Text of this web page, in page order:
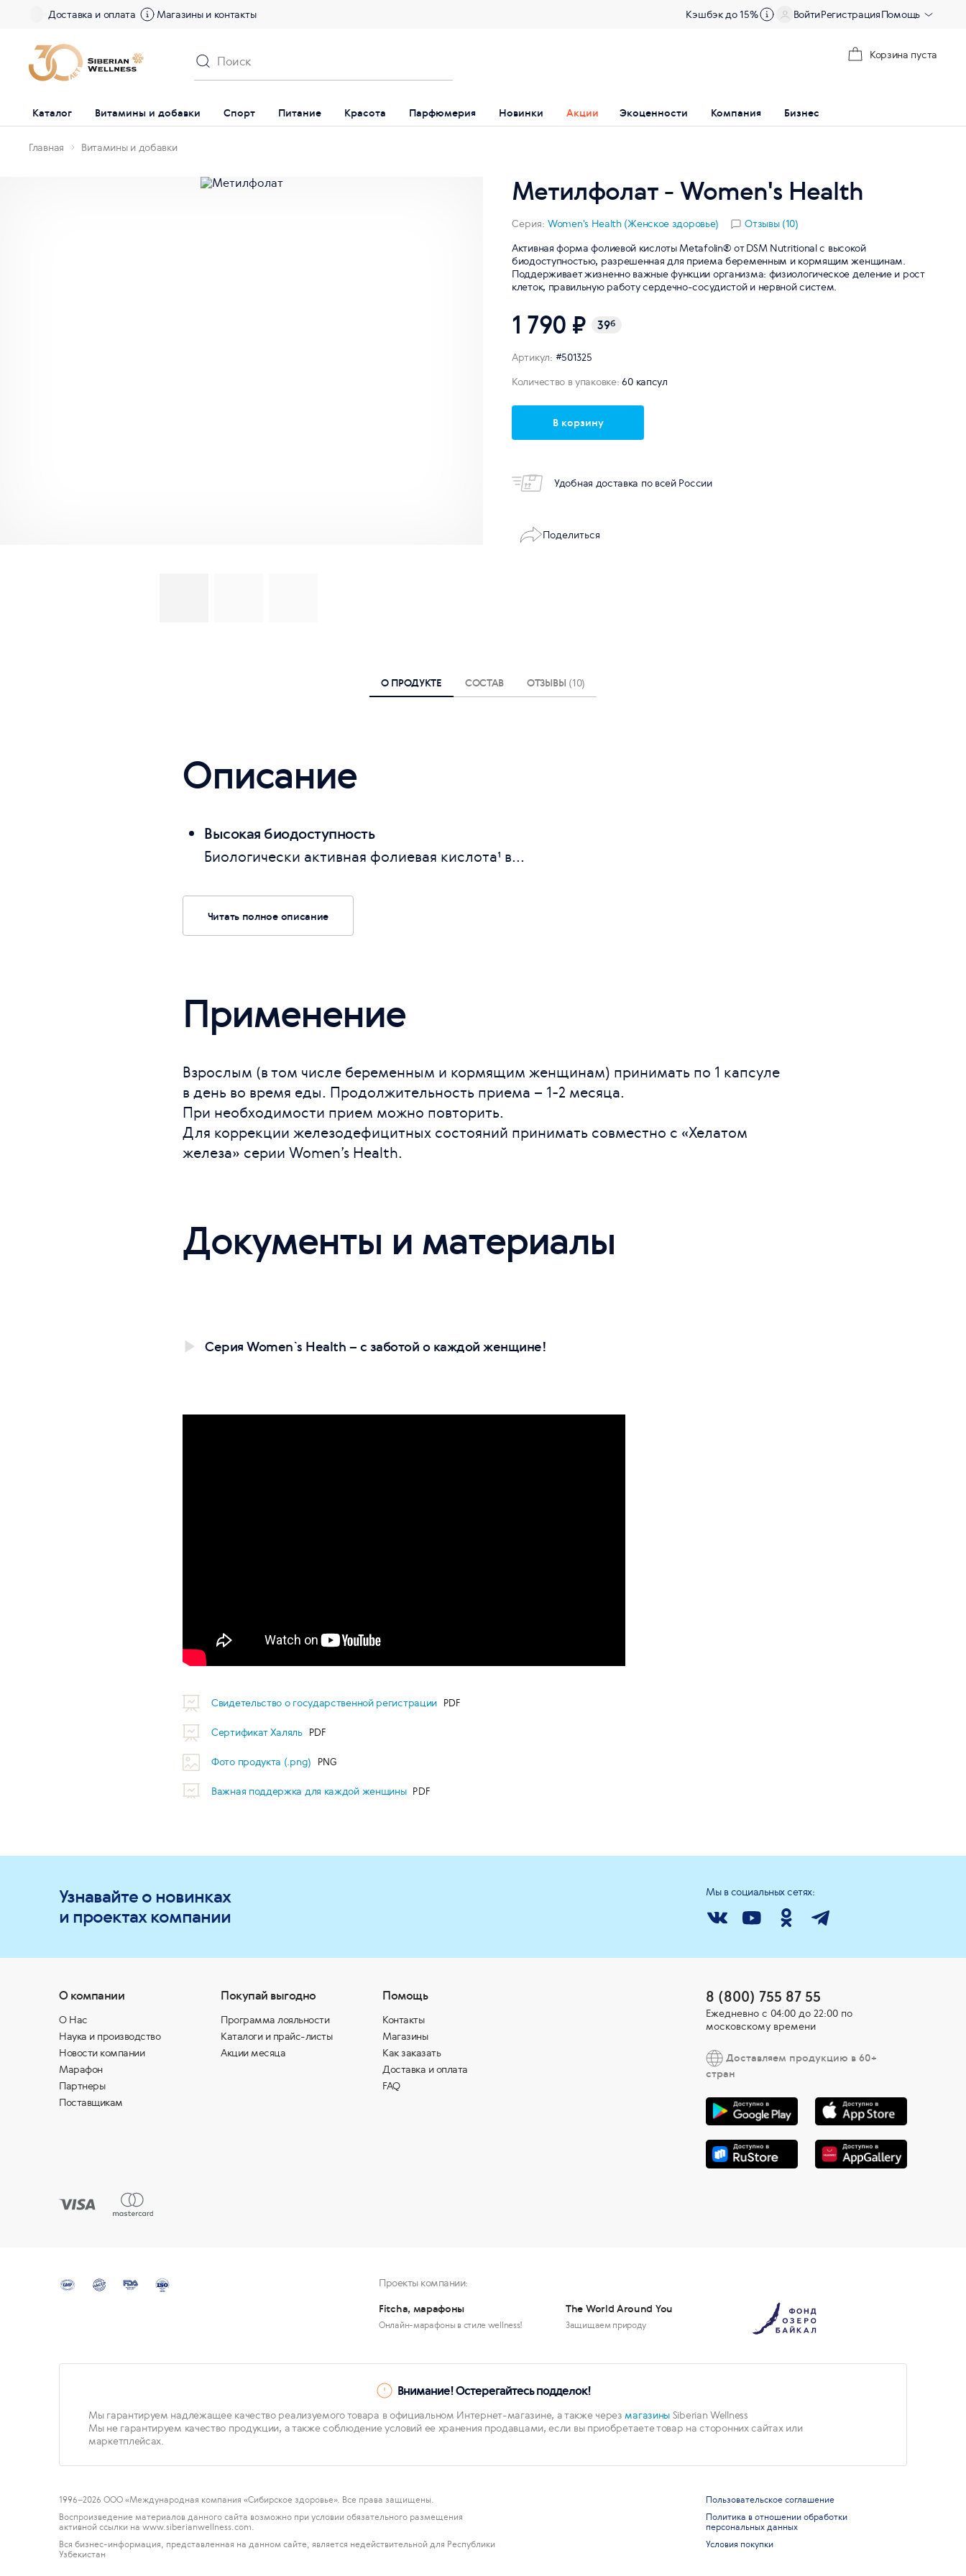
Доставка и оплата Магазины и контакты Кэшбэк до 15% ВойтиРегистрацияПомощь
Корзина пуста
Каталог Витамины и добавки Спорт Питание Красота Парфюмерия Новинки Акции Экоценности Компания Бизнес
Главная Витамины и добавки
Метилфолат - Women's Health
Серия: Women's Health (Женское здоровье)
Отзывы (10)
Активная форма фолиевой кислоты Metafolin® от DSM Nutritional с высокой
биодоступностью, разрешенная для приема беременным и кормящим женщинам.
Поддерживает жизненно важные функции организма: физиологическое деление и рост
клеток, правильную работу сердечно-сосудистой и нервной систем.
1 790 ₽ 39б
Артикул: #501325
Количество в упаковке: 60 капсул
В корзину
Удобная доставка по всей России
Поделиться
О ПРОДУКТЕ СОСТАВ ОТЗЫВЫ (10)
Описание
Высокая биодоступность
Биологически активная фолиевая кислота¹ в...
Читать полное описание
Применение
Взрослым (в том числе беременным и кормящим женщинам) принимать по 1 капсуле
в день во время еды. Продолжительность приема – 1-2 месяца.
При необходимости прием можно повторить.
Для коррекции железодефицитных состояний принимать совместно с «Хелатом
железа» серии Women’s Health.
Документы и материалы
Серия Women`s Health – с заботой о каждой женщине!
Свидетельство о государственной регистрации
Сертификат Халяль
Фото продукта (.png)
Важная поддержка для каждой женщины
Узнавайте о новинках
и проектах компании
Мы в социальных сетях:
О компании
О Нас
Наука и производство
Новости компании
Марафон
Партнеры
Поставщикам
Покупай выгодно
Программа лояльности
Каталоги и прайс-листы
Акции месяца
Помощь
Контакты
Магазины
Как заказать
Доставка и оплата
FAQ
8 (800) 755 87 55
Ежедневно c 04:00 до 22:00 по
московскому времени
Доставляем продукцию в 60+
стран
Проекты компании:
Fitcha, марафоны
Онлайн-марафоны в стиле wellness!
The World Around You
Защищаем природу
Внимание! Остерегайтесь подделок!
Мы гарантируем надлежащее качество реализуемого товара в официальном Интернет-магазине, а также черезмагазины Siberian Wellness
Мы не гарантируем качество продукции, а также соблюдение условий ее хранения продавцами, если вы приобретаете товар на сторонних сайтах или
маркетплейсах.
1996–2026 ООО «Международная компания «Сибирское здоровье». Все права защищены.
Воспроизведение материалов данного сайта возможно при условии обязательного размещения
активной ссылки на www.siberianwellness.com.
Вся бизнес-информация, представленная на данном сайте, является недействительной для Республики
Узбекистан
Пользовательское соглашение
Политика в отношении обработки
персональных данных
Условия покупки